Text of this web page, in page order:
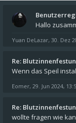
Yuan DeLazar, 30. Dez
Re:
Eomer, 29. Jun 2024,
Re: